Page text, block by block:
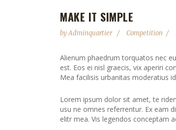
MAKE IT SIMPLE
byAdminquartier Competition
Alienum phaedrum torquatos nec
est. Eos ei nisl graecis, vix aperiri
Mea facilisis urbanitas moderatius
Lorem ipsum dolor sit amet, te
usu ne omnes referrentur. Ex eam
elitr mea. Vis legendos conceptam